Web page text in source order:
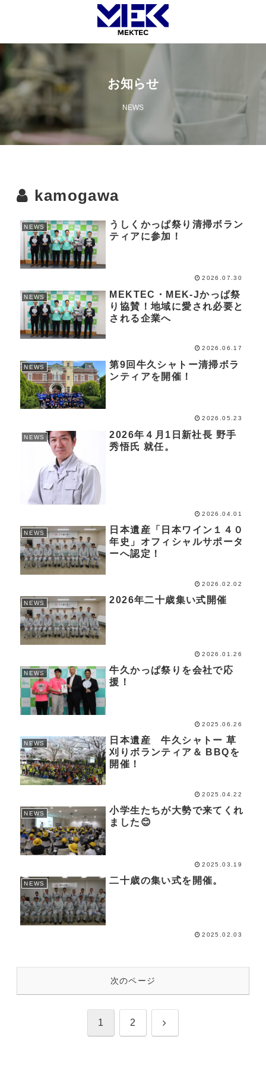
お知らせ
NEWS
kamogawa
NEWS
うしくかっぱ祭り清掃ボラン
ティアに参加！
2026.07.30
NEWS
MEKTEC・MEK-Jかっぱ祭
り協賛！地域に愛され必要と
される企業へ
2026.06.17
NEWS
第9回牛久シャトー清掃ボラ
ンティアを開催！
2026.05.23
NEWS
2026年４月1日新社長 野手
秀悟氏 就任。
2026.04.01
NEWS
日本遺産「日本ワイン１４０
年史」オフィシャルサポータ
ーへ認定！
2026.02.02
NEWS 2026年二十歳集い式開催
2026.01.26
NEWS
牛久かっぱ祭りを会社で応
援！
2025.06.26
NEWS
日本遺産 牛久シャトー 草
刈りボランティア＆ BBQを
開催！
2025.04.22
NEWS
小学生たちが大勢で来てくれ
ました😊
2025.03.19
NEWS 二十歳の集い式を開催。
2025.02.03
次のページ
1 2 次